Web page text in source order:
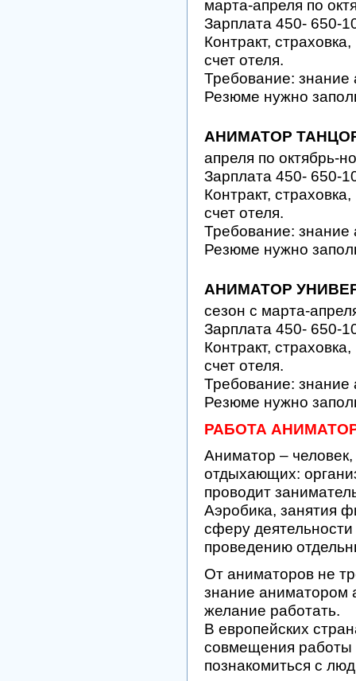
марта-апреля по
Зарплата 450- 650-
Контракт,
счет отеля.
Требование: знание
Резюме нужно
АНИМАТОР
апреля по октябрь-
Зарплата 450- 650-
Контракт,
счет отеля.
Требование: знание
Резюме нужно
АНИМАТОР
сезон с марта-
Зарплата 450- 650-
Контракт,
счет отеля.
Требование: знание
Резюме нужно
РАБОТА
Аниматор – человек,
отдыхающих:
проводит
Аэробика, занятия
сферу
проведению
От аниматоров не
знание аниматором
желание работать.
В европейских
совмещения работы
познакомиться с